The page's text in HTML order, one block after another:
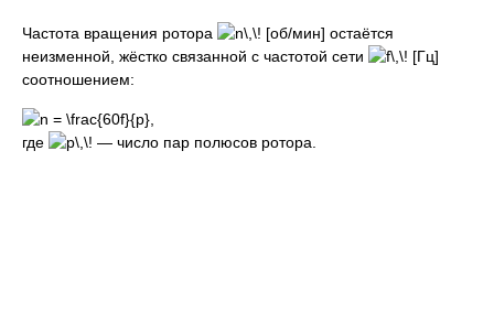
Частота вращения ротора
[об/мин] остаётся
неизменной, жёстко связанной с частотой сети
[Гц]
соотношением:
,
где
— число пар полюсов ротора.